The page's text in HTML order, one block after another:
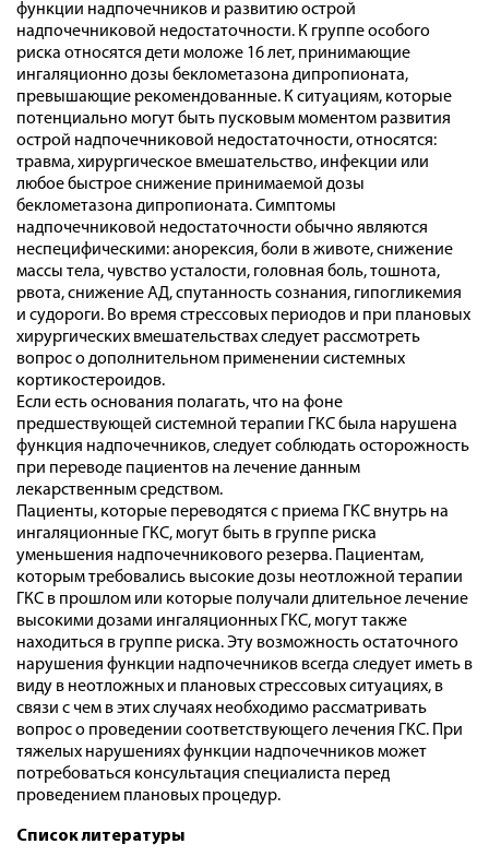
функции надпочечников и развитию острой
надпочечниковой недостаточности. К группе особого
риска относятся дети моложе 16 лет, принимающие
ингаляционно дозы беклометазона дипропионата,
превышающие рекомендованные. К ситуациям, которые
потенциально могут быть пусковым моментом развития
острой надпочечниковой недостаточности, относятся:
травма, хирургическое вмешательство, инфекции или
любое быстрое снижение принимаемой дозы
беклометазона дипропионата. Симптомы
надпочечниковой недостаточности обычно являются
неспецифическими: анорексия, боли в животе, снижение
массы тела, чувство усталости, головная боль, тошнота,
рвота, снижение АД, спутанность сознания, гипогликемия
и судороги. Во время стрессовых периодов и при плановых
хирургических вмешательствах следует рассмотреть
вопрос о дополнительном применении системных
кортикостероидов.
Если есть основания полагать, что на фоне
предшествующей системной терапии ГКС была нарушена
функция надпочечников, следует соблюдать осторожность
при переводе пациентов на лечение данным
лекарственным средством.
Пациенты, которые переводятся с приема ГКС внутрь на
ингаляционные ГКС, могут быть в группе риска
уменьшения надпочечникового резерва. Пациентам,
которым требовались высокие дозы неотложной терапии
ГКС в прошлом или которые получали длительное лечение
высокими дозами ингаляционных ГКС, могут также
находиться в группе риска. Эту возможность остаточного
нарушения функции надпочечников всегда следует иметь в
виду в неотложных и плановых стрессовых ситуациях, в
связи с чем в этих случаях необходимо рассматривать
вопрос о проведении соответствующего лечения ГКС. При
тяжелых нарушениях функции надпочечников может
потребоваться консультация специалиста перед
проведением плановых процедур.
Список литературы